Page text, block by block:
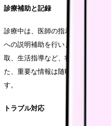
診療補助と記録
診療中は、医師の指示に従いなが
への説明補助を行います。バイタ
取、生活指導など、状況に応じて
た、重要な情報は随時電子カルテ
す。
トラブル対応